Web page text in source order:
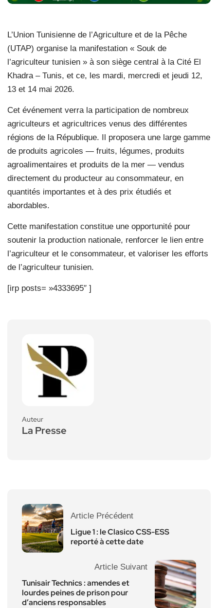
L’Union Tunisienne de l’Agriculture et de la Pêche
(UTAP) organise la manifestation « Souk de
l’agriculteur tunisien » à son siège central à la Cité El
Khadra – Tunis, et ce, les mardi, mercredi et jeudi 12,
13 et 14 mai 2026.
Cet événement verra la participation de nombreux
agriculteurs et agricultrices venus des différentes
régions de la République. Il proposera une large gamme
de produits agricoles — fruits, légumes, produits
agroalimentaires et produits de la mer — vendus
directement du producteur au consommateur, en
quantités importantes et à des prix étudiés et
abordables.
Cette manifestation constitue une opportunité pour
soutenir la production nationale, renforcer le lien entre
l’agriculteur et le consommateur, et valoriser les efforts
de l’agriculteur tunisien.
[irp posts= »4333695″ ]
Auteur
La Presse
Article Précédent
Ligue 1 : le Clasico CSS-ESS
reporté à cette date
Article Suivant
Tunisair Technics : amendes et
lourdes peines de prison pour
d’anciens responsables